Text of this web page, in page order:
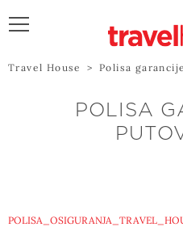
Travel House > Polisa
POLISA